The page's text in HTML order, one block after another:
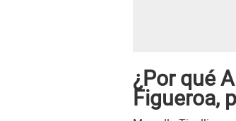
¿Por qué
Figueroa,